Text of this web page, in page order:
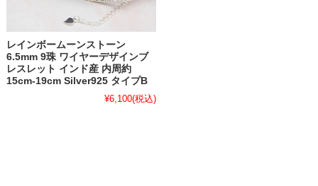
レインボームーンストーン
6.5mm 9珠 ワイヤーデザインブ
レスレット インド産 内周約
15cm-19cm Silver925 タイプB
¥6,100(税込)